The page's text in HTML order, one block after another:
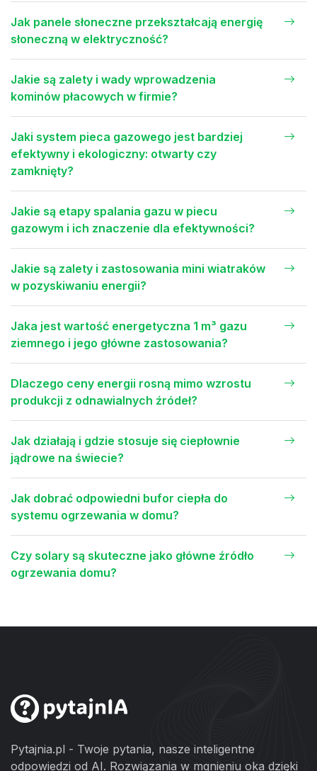
Jak panele słoneczne przekształcają energię
słoneczną w elektryczność?
Jakie są zalety i wady wprowadzenia
kominów płacowych w firmie?
Jaki system pieca gazowego jest bardziej
efektywny i ekologiczny: otwarty czy
zamknięty?
Jakie są etapy spalania gazu w piecu
gazowym i ich znaczenie dla efektywności?
Jakie są zalety i zastosowania mini wiatraków
w pozyskiwaniu energii?
Jaka jest wartość energetyczna 1 m³ gazu
ziemnego i jego główne zastosowania?
Dlaczego ceny energii rosną mimo wzrostu
produkcji z odnawialnych źródeł?
Jak działają i gdzie stosuje się ciepłownie
jądrowe na świecie?
Jak dobrać odpowiedni bufor ciepła do
systemu ogrzewania w domu?
Czy solary są skuteczne jako główne źródło
ogrzewania domu?
Pytajnia.pl - Twoje pytania, nasze inteligentne
odpowiedzi od AI. Rozwiązania w mgnieniu oka dzięki